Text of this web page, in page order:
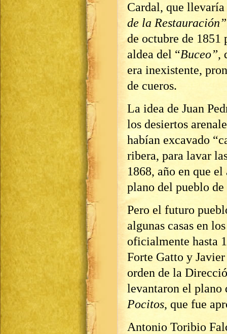
Cardal, que
de la Restauración”
de octubre de 1851
aldea del “Buceo”,
era inexistente,
de cueros.
La idea de Juan
los desiertos
habían excavado
ribera, para lavar
1868, año en que
plano del pueblo de
Pero el futuro
algunas casas en
oficialmente hasta
Forte Gatto y
orden de la
levantaron el
Pocitos, que fue
Antonio Toribio